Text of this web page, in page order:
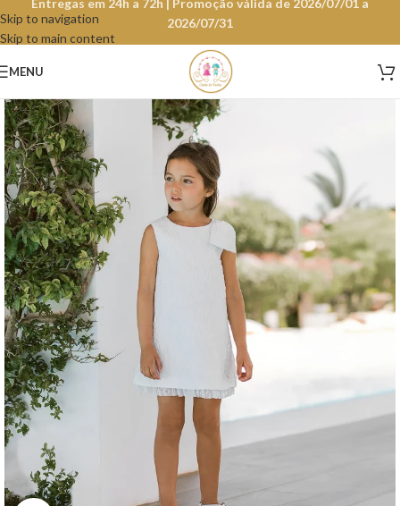
Skip to navigation
Skip to main content
Entregas em 24h a 72h | Promoção válida de 2026/07/01 a
2026/07/31
MENU